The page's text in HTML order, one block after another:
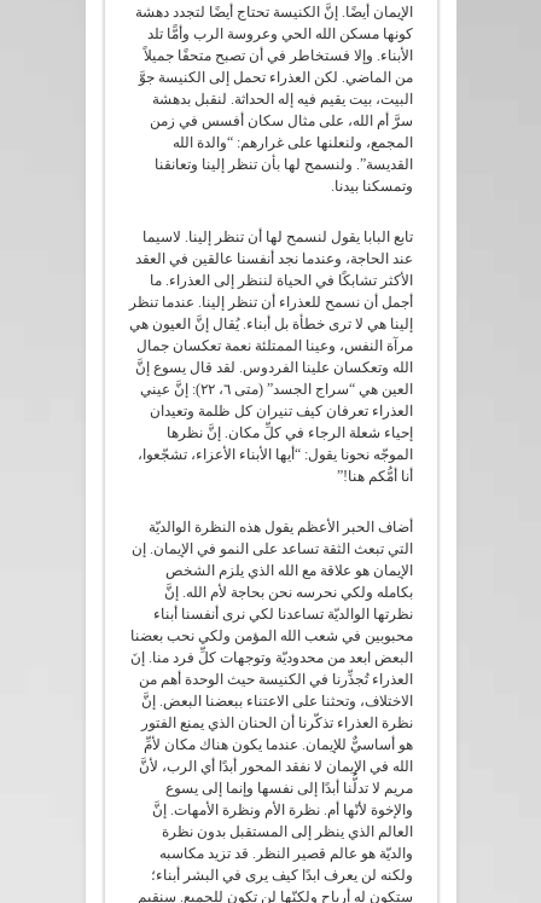
الإيمان أيضًا. إنَّ الكنيسة تحتاج أيضًا لتجدد دهشة
كونها مسكن الله الحي وعروسة الرب وأمًّا تلد
الأبناء. وإلا فستخاطر في أن تصبح متحفًا جميلاً
من الماضي. لكن العذراء تحمل إلى الكنيسة جوَّ
البيت، بيت يقيم فيه إله الحداثة. لنقبل بدهشة
سرَّ أم الله، على مثال سكان أفسس في زمن
المجمع، ولنعلنها على غرارهم: “والدة الله
القديسة”. ولنسمح لها بأن تنظر إلينا وتعانقنا
وتمسكنا بيدنا.
تابع البابا يقول لنسمح لها أن تنظر إلينا. لاسيما
عند الحاجة، وعندما نجد أنفسنا عالقين في العقد
الأكثر تشابكًا في الحياة لننظر إلى العذراء. ما
أجمل أن نسمح للعذراء أن تنظر إلينا. عندما تنظر
إلينا هي لا ترى خطأة بل أبناء. يُقال إنَّ العيون هي
مرآة النفس، وعينا الممتلئة نعمة تعكسان جمال
الله وتعكسان علينا الفردوس. لقد قال يسوع إنَّ
العين هي “سراج الجسد” (متى ٦، ٢٢): إنَّ عيني
العذراء تعرفان كيف تنيران كل ظلمة وتعيدان
إحياء شعلة الرجاء في كلِّ مكان. إنَّ نظرها
الموجّه نحونا يقول: “أيها الأبناء الأعزاء، تشجّعوا،
أنا أمُّكم هنا!”
أضاف الحبر الأعظم يقول هذه النظرة الوالديّة
التي تبعث الثقة تساعد على النمو في الإيمان. إن
الإيمان هو علاقة مع الله الذي يلزم الشخص
بكامله ولكي نحرسه نحن بحاجة لأم الله. إنَّ
نظرتها الوالديّة تساعدنا لكي نرى أنفسنا أبناء
محبوبين في شعب الله المؤمن ولكي نحب بعضنا
البعض ابعد من محدوديّة وتوجهات كلِّ فرد منا. إنَ
العذراء تُجذِّرنا في الكنيسة حيث الوحدة أهم من
الاختلاف، وتحثنا على الاعتناء ببعضنا البعض. إنَّ
نظرة العذراء تذكّرنا أن الحنان الذي يمنع الفتور
هو أساسيٌّ للإيمان. عندما يكون هناك مكان لأمِّ
الله في الإيمان لا نفقد المحور أبدًا أي الرب، لأنَّ
مريم لا تدلُّنا أبدًا إلى نفسها وإنما إلى يسوع
والإخوة لأنّها أم. نظرة الأم ونظرة الأمهات. إنَّ
العالم الذي ينظر إلى المستقبل بدون نظرة
والديّة هو عالم قصير النظر. قد تزيد مكاسبه
ولكنه لن يعرف ابدًا كيف يرى في البشر أبناء؛
ستكون له أرباح ولكنّها لن تكون للجميع. سنقيم